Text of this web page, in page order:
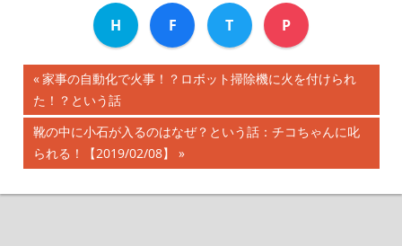
H F T P
投
稿
ナ
ビ
前
の
記
事:
家事の自動化で火事！？ロボット掃除機に火を付けられ
た！？という話
次
の
事:
靴の中に小石が入るのはなぜ？という話：チコちゃんに叱
られる！【2019/02/08】